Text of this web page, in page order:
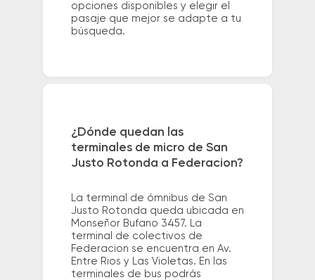
opciones disponibles y elegir el
pasaje que mejor se adapte a tu
búsqueda.
¿Dónde quedan las
terminales de micro de San
Justo Rotonda a Federacion?
La terminal de ómnibus de San
Justo Rotonda queda ubicada en
Monseñor Bufano 3457. La
terminal de colectivos de
Federacion se encuentra en Av.
Entre Rios y Las Violetas. En las
terminales de bus podrás